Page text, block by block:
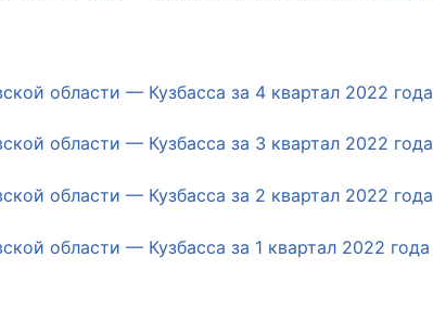
области — Кузбасса за 4 квартал 2022 года
области — Кузбасса за 3 квартал 2022 года
области — Кузбасса за 2 квартал 2022 года
области — Кузбасса за 1 квартал 2022 года